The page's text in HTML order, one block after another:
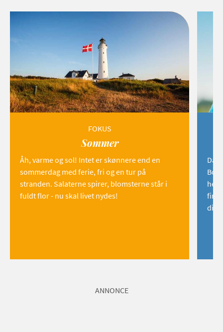
FOKUS
Sommer
Åh, varme og sol! Intet er skønnere end en
sommerdag med ferie, fri og en tur på
stranden. Salaterne spirer, blomsterne står i
fuldt flor - nu skal livet nydes!
find
dig!
ANNONCE